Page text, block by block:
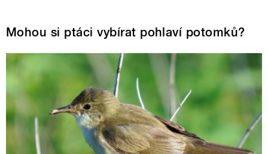
Mohou si ptáci vybírat pohlaví potomků?